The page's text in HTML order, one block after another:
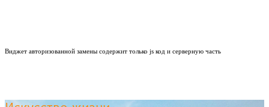
Виджет авторизованной замены содержит только js код и серверную часть